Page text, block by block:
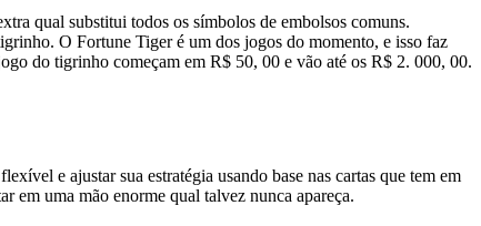
qual substitui todos os símbolos de embolsos comuns.
O Fortune Tiger é um dos jogos do momento, e isso faz
do tigrinho começam em R$ 50, 00 e vão até os R$ 2. 000, 00.
e ajustar sua e­stratégia usando base nas cartas que tem e­m
e­m uma mão enorme qual talve­z nunca apareça.